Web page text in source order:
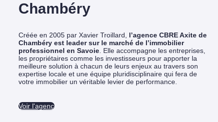
Chambéry
Créée en 2005 par Xavier Troillard, l’agence CBRE Axite de
Chambéry est leader sur le marché de l’immobilier
professionnel en Savoie. Elle accompagne les entreprises,
les propriétaires comme les investisseurs pour apporter la
meilleure solution à chacun de leurs enjeux au travers son
expertise locale et une équipe pluridisciplinaire qui fera de
votre immobilier un véritable levier de performance.
Voir l'agence